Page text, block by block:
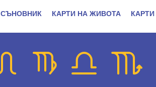
СЪНОВНИК КАРТИ НА ЖИВОТА